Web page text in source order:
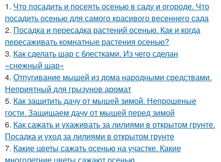
1. Что посадить и посеять осенью в саду и огороде. Что
посадить осенью для самого красивого весеннего сада
2. Посадка и пересадка растений осенью. Как и когда
пересаживать комнатные растения осенью?
3. Как сделать шар с блестками. Из чего сделан
«снежный шар»
4. Отпугивание мышей из дома народными средствами.
Неприятный для грызунов аромат
5. Как защитить дачу от мышей зимой. Непрошеные
гости. Защищаем дачу от мышей перед зимой
6. Как сажать и ухаживать за лилиями в открытом грунте.
Посадка и уход за лилиями в открытом грунте
7. Какие цветы сажать осенью на участке. Какие